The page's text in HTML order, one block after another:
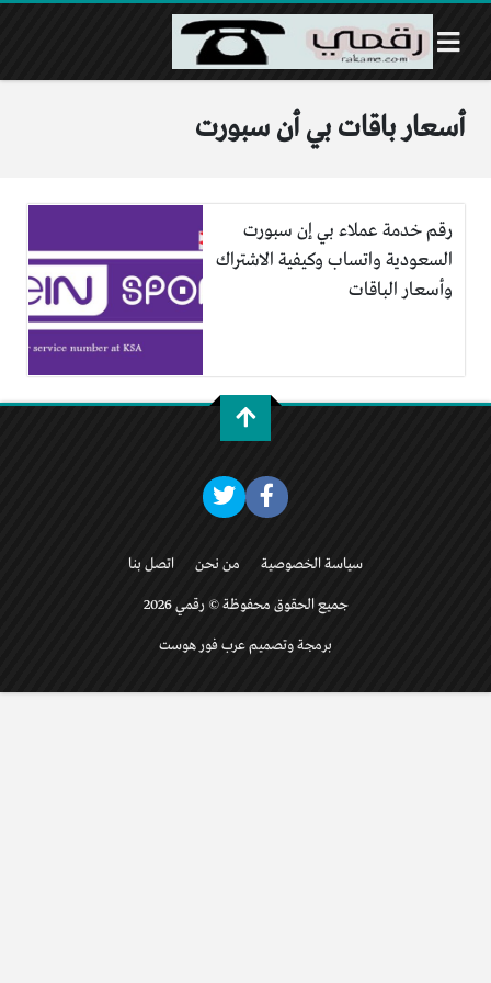
أسعار باقات بي أن سبورت
رقم خدمة عملاء بي إن سبورت
السعودية واتساب وكيفية الاشتراك
وأسعار الباقات
سياسة الخصوصية من نحن اتصل بنا
جميع الحقوق محفوظة © رقمي 2026
برمجة وتصميم عرب فور هوست